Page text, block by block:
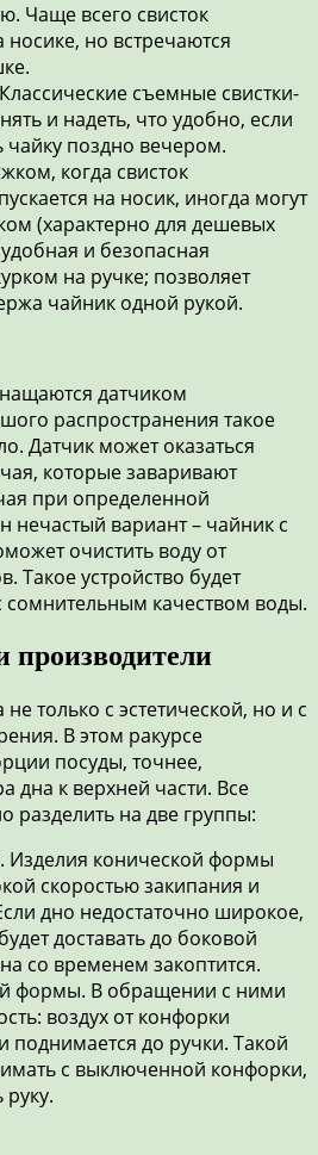
Чаще всего свисток
носике, но встречаются
съемные свистки-
и надеть, что удобно, если
чайку поздно вечером.
когда свисток
на носик, иногда могут
(характерно для дешевых
и безопасная
на ручке; позволяет
чайник одной рукой.
датчиком
распространения такое
Датчик может оказаться
которые заваривают
при определенной
нечастый вариант – чайник с
очистить воду от
Такое устройство будет
качеством воды.
производители
только с эстетической, но и с
В этом ракурсе
посуды, точнее,
дна к верхней части. Все
разделить на две группы:
конической формы
скоростью закипания и
дно недостаточно широкое,
доставать до боковой
со временем закоптится.
формы. В обращении с ними
воздух от конфорки
поднимается до ручки. Такой
с выключенной конфорки,